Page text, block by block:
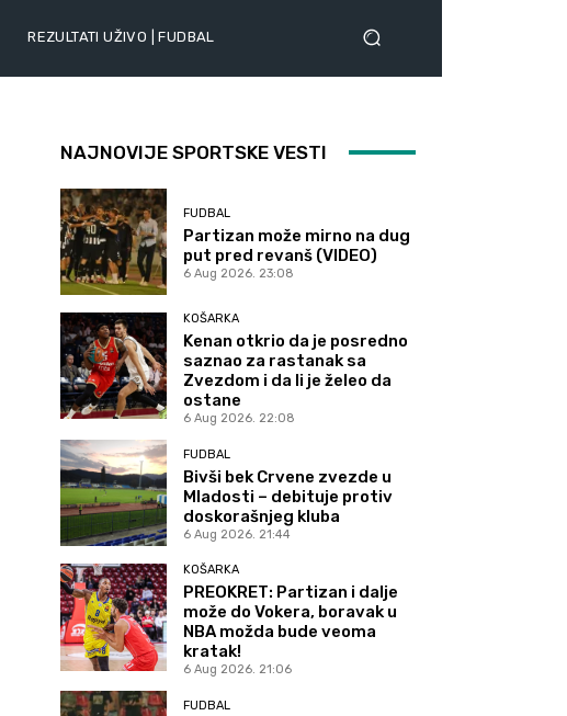
REZULTATI UŽIVO | FUDBAL
NAJNOVIJE SPORTSKE VESTI
FUDBAL
Partizan može mirno na dug
put pred revanš (VIDEO)
6 Aug 2026. 23:08
KOŠARKA
Kenan otkrio da je posredno
saznao za rastanak sa
Zvezdom i da li je želeo da
ostane
6 Aug 2026. 22:08
FUDBAL
Bivši bek Crvene zvezde u
Mladosti – debituje protiv
doskorašnjeg kluba
6 Aug 2026. 21:44
KOŠARKA
PREOKRET: Partizan i dalje
može do Vokera, boravak u
NBA možda bude veoma
kratak!
6 Aug 2026. 21:06
FUDBAL